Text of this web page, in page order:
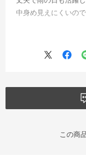
中身め見えにくいので
この商